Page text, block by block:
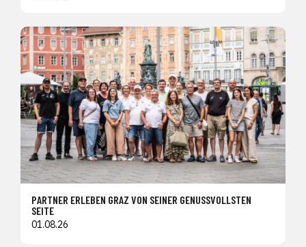
PARTNER ERLEBEN GRAZ VON SEINER GENUSSVOLLSTEN
SEITE
01.08.26